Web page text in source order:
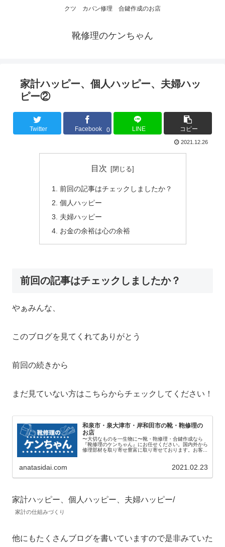
クツ カバン修理 合鍵作成のお店
靴修理のケンちゃん
家計ハッピー、個人ハッピー、夫婦ハッ
ピー②
Twitter Facebook 0 LINE コピー
2021.12.26
目次
前回の記事はチェックしましたか？
個人ハッピー
夫婦ハッピー
お金の余裕は心の余裕
前回の記事はチェックしましたか？
やぁみんな、
このブログを見てくれてありがとう
前回の続きから
まだ見ていない方はこちらからチェックしてください！
和泉市・泉大津市・岸和田市の靴・鞄修理の
お店
〜大切なものを一生物に〜靴・鞄修理・合鍵作成なら
『靴修理のケンちゃん』にお任せください。国内外から
修理部材を取り寄せ豊富に取り寄せております。お客...
anatasidai.com 2021.02.23
家計ハッピー、個人ハッピー、夫婦ハッピー/
家計の仕組みづくり
他にもたくさんブログを書いていますので是非みていた